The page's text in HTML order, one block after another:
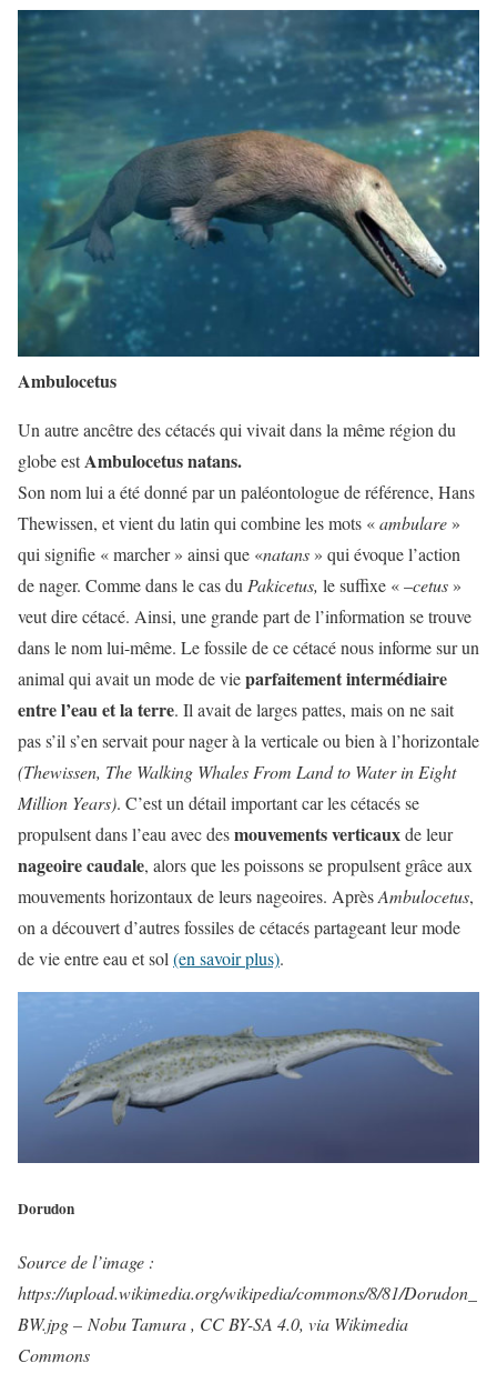
Ambulocetus
Un autre ancêtre des cétacés qui vivait dans la même région du
globe estAmbulocetus natans.
Son nom lui a été donné par un paléontologue de référence, Hans
Thewissen, et vient du latin qui combine les mots «ambulare »
qui signifie « marcher » ainsi que «natans » qui évoque l’action
de nager. Comme dans le cas du Pakicetus, le suffixe « –cetus »
veut dire cétacé. Ainsi, une grande part de l’information se trouve
dans le nom lui-même. Le fossile de ce cétacé nous informe sur un
animal qui avait un mode de vieparfaitement intermédiaire
entre l’eau et la terre. Il avait de larges pattes, mais on ne sait
pas s’il s’en servait pour nager à la verticale ou bien à l’horizontale
(Thewissen, The Walking Whales From Land to Water in Eight
Million Years). C’est un détail important car les cétacés se
propulsent dans l’eau avec desmouvements verticauxde leur
nageoire caudale, alors que les poissons se propulsent grâce aux
mouvements horizontaux de leurs nageoires. AprèsAmbulocetus,
on a découvert d’autres fossiles de cétacés partageant leur mode
de vie entre eau et sol (en savoir plus).
Dorudon
Source de l’image :
https://upload.wikimedia.org/wikipedia/commons/8/81/Dorudon_
BW.jpg – Nobu Tamura , CC BY-SA 4.0, via Wikimedia
Commons